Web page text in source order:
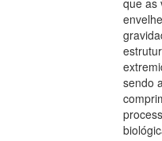
que as
sendo